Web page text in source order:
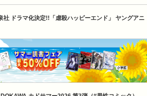
社 ドラマ化決定!!「虐殺ハッピーエンド」 ヤングアニ